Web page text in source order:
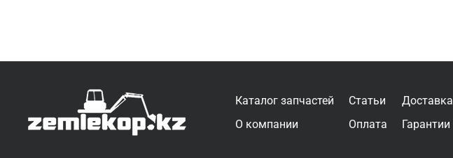
Каталог запчастей
О компании
Статьи
Оплата
Доставка
Гарантии